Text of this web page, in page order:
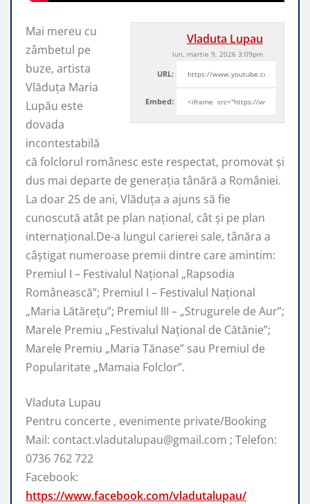
Vladuta Lupau
lun, martie 9, 2026 3:09pm
URL:
Embed:
Mai mereu cu
zâmbetul pe
buze, artista
Vlăduța Maria
Lupău este
dovada
incontestabilă
că folclorul românesc este respectat, promovat şi
dus mai departe de generaţia tânără a României.
La doar 25 de ani, Vlăduța a ajuns să fie
cunoscută atât pe plan naţional, cât şi pe plan
internaţional.De-a lungul carierei sale, tânăra a
câştigat numeroase premii dintre care amintim:
Premiul I – Festivalul Național „Rapsodia
Românească”; Premiul I – Festivalul Național
„Maria Lătărețu”; Premiul III – „Strugurele de Aur”;
Marele Premiu „Festivalul Național de Cătănie”;
Marele Premiu „Maria Tănase” sau Premiul de
Popularitate „Mamaia Folclor”.
Vladuta Lupau
Pentru concerte , evenimente private/Booking
Mail: contact.vladutalupau@gmail.com ; Telefon:
0736 762 722
Facebook:
https://www.facebook.com/vladutalupau/